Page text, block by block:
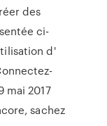
des
ci-
d'
mai 2017
sachez